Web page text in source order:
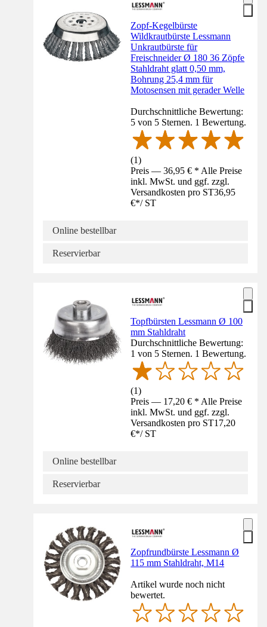
Zopf-Kegelbürste
Wildkrautbürste Lessmann
Unkrautbürste für
Freischneider Ø 180 36 Zöpfe
Stahldraht glatt 0,50 mm,
Bohrung 25,4 mm für
Motosensen mit gerader Welle
Durchschnittliche Bewertung:
5 von 5 Sternen. 1 Bewertung.
(1)
Preis — 36,95 € * Alle Preise
inkl. MwSt. und ggf. zzgl.
Versandkosten pro ST36,95
€*/ ST
Online bestellbar
Reservierbar
Topfbürsten Lessmann Ø 100
mm Stahldraht
Durchschnittliche Bewertung:
1 von 5 Sternen. 1 Bewertung.
(1)
Preis — 17,20 € * Alle Preise
inkl. MwSt. und ggf. zzgl.
Versandkosten pro ST17,20
€*/ ST
Online bestellbar
Reservierbar
Zopfrundbürste Lessmann Ø
115 mm Stahldraht, M14
Artikel wurde noch nicht
bewertet.